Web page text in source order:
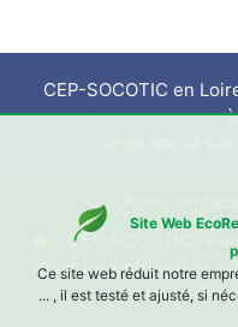
Site Web
Ce site web réduit notre
... , il est testé et ajusté, si
CEP-SOCOTIC en
Siège social
👉 CEP-SOCOTIC
pour les entreprises
Loire, sur